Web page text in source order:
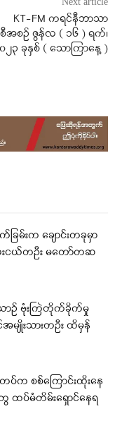
KT-FM ကရင်နီဘာသာ
အစဉ် ဇွန်လ ( ၁၆ ) ရက်၊
၂၃ ခုနှစ် ( သောကြာနေ့ )
ြမ်းက ချောင်းတခုမှာ
းငယ်တဦး မတော်တဆ
ဉ် ဗုံးကြဲတိုက်ခိုက်မှု
အမျိုးသားတဦး ထိမှန်
ပ်က စစ်ကြောင်းထိုးနေ
ထပ်မံတိမ်းရှောင်နေရ